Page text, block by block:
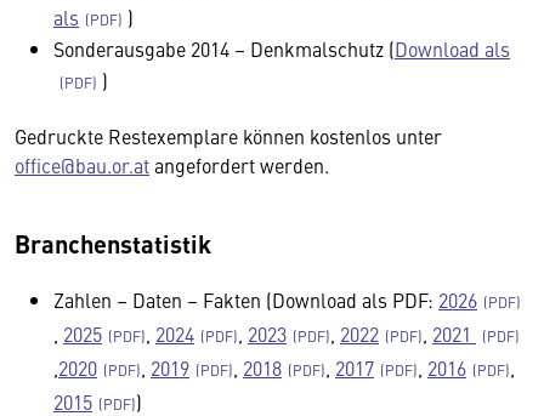
als
)
Sonderausgabe 2014 – Denkmalschutz (Download als
)
Gedruckte Restexemplare können kostenlos unter
office@bau.or.atangefordert werden.
Branchenstatistik
Zahlen – Daten – Fakten (Download als PDF: 2026
2025 2024 2023 2022
2021
2020 2019 2018 2017 2016
2015
)